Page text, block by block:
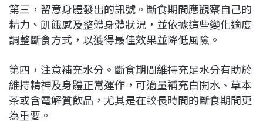
第三，留意身體發出的訊號。斷食期間應觀察自己的
精力、飢餓感及整體身體狀況，並依據這些變化適度
調整斷食方式，以獲得最佳效果並降低風險。
第四，注意補充水分。斷食期間維持充足水分有助於
維持精神及身體正常運作，可適量補充白開水、草本
茶或含電解質飲品，尤其是在較長時間的斷食期間更
為重要。